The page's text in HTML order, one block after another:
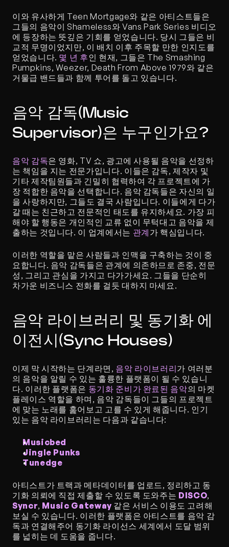
이와 유사하게 Teen Mortgage와 같은 아티스트들은
그들의 음악이 Shameless와 Vans Park Series 비디오
에 등장하는 뜻깊은 기회를 얻었습니다. 당시 그들은 비
교적 무명이었지만, 이 배치 이후 주목할 만한 인지도를
얻었습니다. 몇 년 후인 현재, 그들은 The Smashing
Pumpkins, Weezer, Death From Above 1979와 같은
거물급 밴드들과 함께 투어를 돌고 있습니다.
음악 감독(Music
Supervisor)은 누구인가요?
음악 감독은 영화, TV 쇼, 광고에 사용될 음악을 선정하
는 책임을 지는 전문가입니다. 이들은 감독, 제작자 및
기타 제작팀원들과 긴밀히 협력하여 각 프로젝트에 가
장 적합한 음악을 선택합니다. 음악 감독들은 자신의 일
을 사랑하지만, 그들도 결국 사람입니다. 이들에게 다가
갈 때는 친근하고 전문적인 태도를 유지하세요. 가장 피
해야 할 행동은 개인적인 교류 없이 무턱대고 음악을 제
출하는 것입니다. 이 업계에서는 관계 가 핵심입니다.
이러한 역할을 맡은 사람들과 인맥을 구축하는 것이 중
요합니다. 음악 감독들은 관계에 의존하므로 존중, 전문
성, 그리고 관심을 가지고 다가가세요. 그들을 단순히
차가운 비즈니스 전화를 걸듯 대하지 마세요.
음악 라이브러리 및 동기화 에
이전시(Sync Houses)
이제 막 시작하는 단계라면, 음악 라이브러리가 여러분
의 음악을 알릴 수 있는 훌륭한 플랫폼이 될 수 있습니
다. 이러한 플랫폼은 동기화 준비가 완료된 음악의 마켓
플레이스 역할을 하며, 음악 감독들이 그들의 프로젝트
에 맞는 노래를 훑어보고 고를 수 있게 해줍니다. 인기
있는 음악 라이브러리는 다음과 같습니다:
Musicbed
Jingle Punks
Tunedge
아티스트가 트랙과 메타데이터를 업로드, 정리하고 동
기화 의뢰에 직접 제출할 수 있도록 도와주는 DISCO
Syncr, Music Gateway 같은 서비스 이용도 고려해
보실 수 있습니다. 이러한 플랫폼은 아티스트를 음악 감
독과 연결해주어 동기화 라이선스 세계에서 도달 범위
를 넓히는 데 도움을 줍니다.